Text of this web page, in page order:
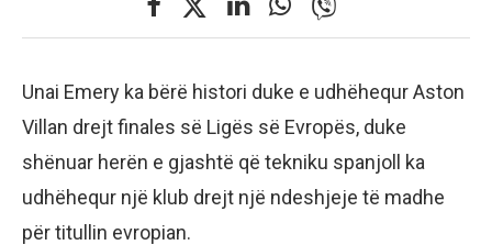
Unai Emery ka bërë histori duke e udhëhequr Aston
Villan drejt finales së Ligës së Evropës, duke
shënuar herën e gjashtë që tekniku spanjoll ka
udhëhequr një klub drejt një ndeshjeje të madhe
për titullin evropian.